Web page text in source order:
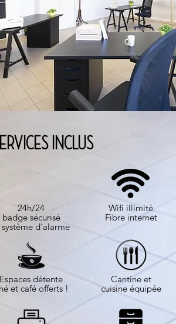
INCLUS
​24h/24
badge sécurisé
d’alarme
Espaces détente
et café offerts !
Wifi illimité
Fibre internet
Cantine et
cuisine équipée